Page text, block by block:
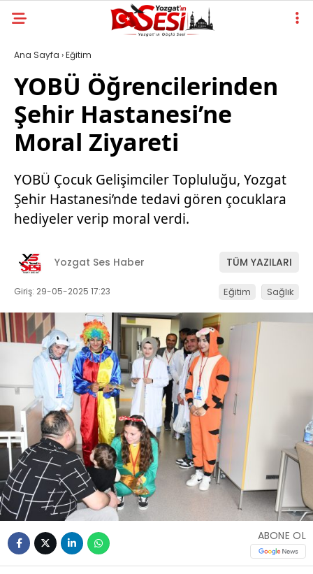
Ana Sayfa ›Eğitim
YOBÜ Öğrencilerinden
Şehir Hastanesi’ne
Moral Ziyareti
YOBÜ Çocuk Gelişimciler Topluluğu, Yozgat
Şehir Hastanesi’nde tedavi gören çocuklara
hediyeler verip moral verdi.
Yozgat Ses Haber TÜM YAZILARI
Giriş: 29-05-2025 17:23 Eğitim Sağlık
ABONE OL